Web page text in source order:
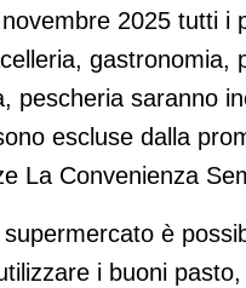
2025 tutti i
gastronomia,
pescheria saranno
escluse dalla
La Convenienza
è
i buoni